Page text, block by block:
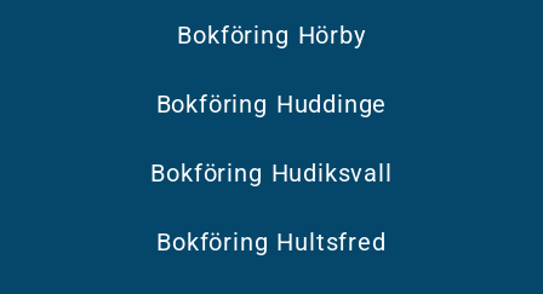
Bokföring Hörby
Bokföring Huddinge
Bokföring Hudiksvall
Bokföring Hultsfred